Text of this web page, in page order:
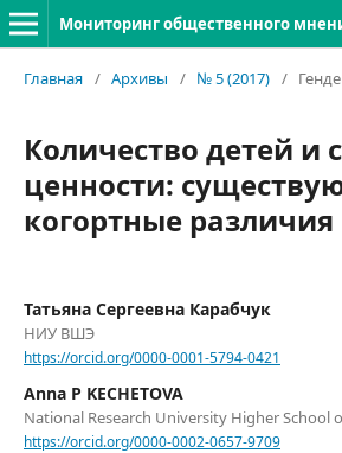
Главная / Архивы / № 5 (2017) /
Количество детей и
ценности:
когортные различия
Татьяна Сергеевна Карабчук
НИУ ВШЭ
https://orcid.org/0000-0001-5794-0421
Anna P KECHETOVA
National Research University Higher School
https://orcid.org/0000-0002-0657-9709